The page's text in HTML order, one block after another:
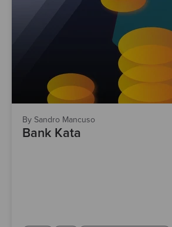
By Sandro Mancuso
Bank Kata